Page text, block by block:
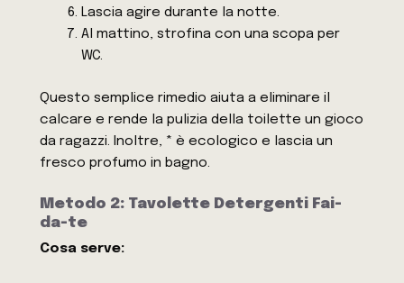
Lascia agire durante la notte.
Al mattino, strofina con una scopa per
WC.
Questo semplice rimedio aiuta a eliminare il
calcare e rende la pulizia della toilette un gioco
da ragazzi. Inoltre, * è ecologico e lascia un
fresco profumo in bagno.
Metodo 2: Tavolette Detergenti Fai-
da-te
Cosa serve: